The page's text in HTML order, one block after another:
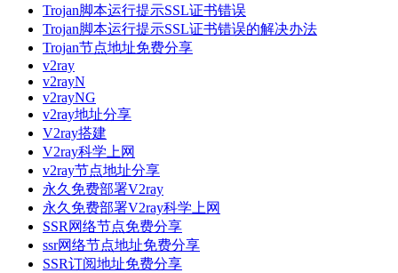
Trojan脚本运行提示SSL证书错误
Trojan脚本运行提示SSL证书错误的解决办法
Trojan节点地址免费分享
v2ray
v2rayN
v2rayNG
v2ray地址分享
V2ray搭建
V2ray科学上网
v2ray节点地址分享
永久免费部署V2ray
永久免费部署V2ray科学上网
SSR网络节点免费分享
ssr网络节点地址免费分享
SSR订阅地址免费分享